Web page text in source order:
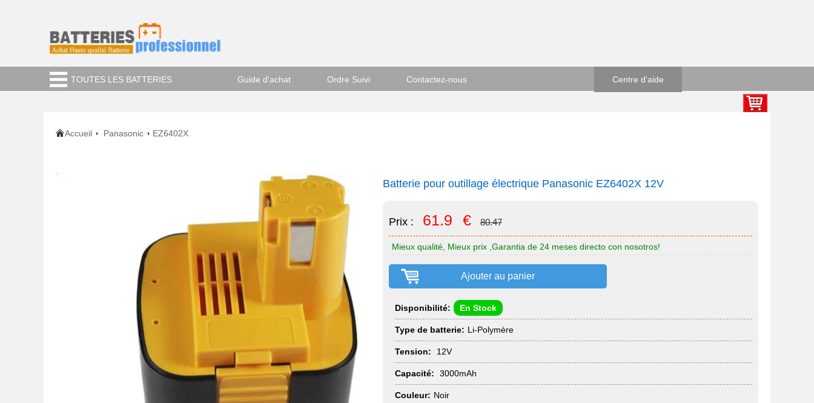
Accueil Panasonic EZ6402X
Batterie pour outillage électrique Panasonic EZ6402X 12V
Prix : 61.9 € 80.47
Mieux qualité, Mieux prix ,Garantia de 24 meses directo con nosotros!
Ajouter au panier
Disponibilité: En Stock
Type de batterie: Li-Polymère
Tension: 12V
Capacité: 3000mAh
Couleur: Noir
TOUTES LES BATTERIES Guide d'achat Ordre Suivi Contactez-nous Centre d'aide